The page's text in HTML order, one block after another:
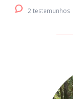
2 testemunhos